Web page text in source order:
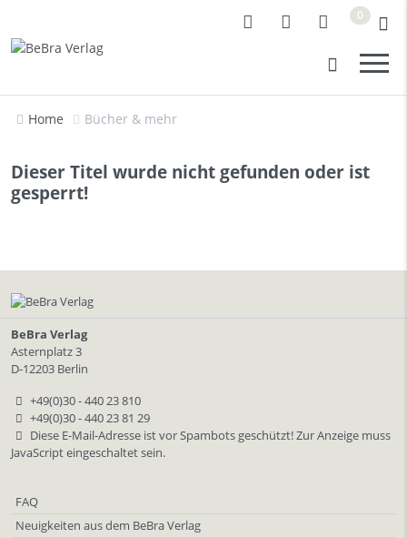
0
Home Bücher & mehr
Dieser Titel wurde nicht gefunden oder ist
gesperrt!
BeBra Verlag
Asternplatz 3
D-12203 Berlin
+49(0)30 - 440 23 810
+49(0)30 - 440 23 81 29
Diese E-Mail-Adresse ist vor Spambots geschützt! Zur Anzeige muss
JavaScript eingeschaltet sein.
FAQ
Neuigkeiten aus dem BeBra Verlag